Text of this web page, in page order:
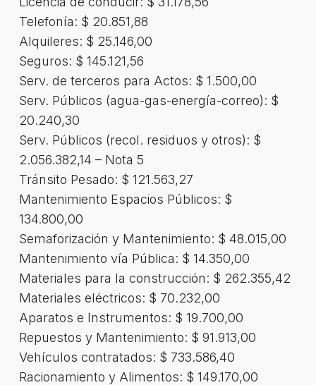
Telefonía: $ 20.851,88
Alquileres: $ 25.146,00
Seguros: $ 145.121,56
Serv. de terceros para Actos: $ 1.500,00
Serv. Públicos (agua-gas-energía-correo): $
20.240,30
Serv. Públicos (recol. residuos y otros): $
2.056.382,14 – Nota 5
Tránsito Pesado: $ 121.563,27
Mantenimiento Espacios Públicos: $
134.800,00
Semaforización y Mantenimiento: $ 48.015,00
Mantenimiento vía Pública: $ 14.350,00
Materiales para la construcción: $ 262.355,42
Materiales eléctricos: $ 70.232,00
Aparatos e Instrumentos: $ 19.700,00
Repuestos y Mantenimiento: $ 91.913,00
Vehículos contratados: $ 733.586,40
Racionamiento y Alimentos: $ 149.170,00